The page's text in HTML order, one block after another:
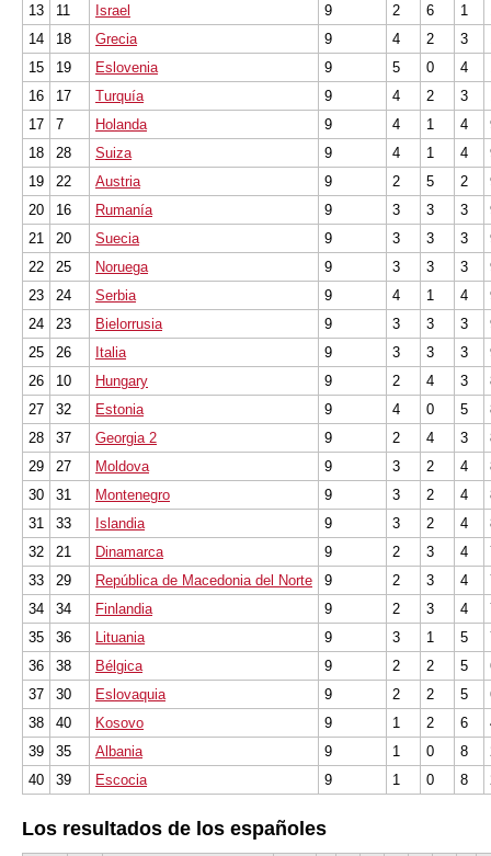
13
11 Israel 9 2 6 1
14
18 Grecia 9 4 2 3
15
19 Eslovenia 9 5 0 4
16
17 Turquía 9 4 2 3
17
7 Holanda 9 4 1 4
18
28 Suiza 9 4 1 4
19
22 Austria 9 2 5 2
20
16 Rumanía 9 3 3 3
21
20 Suecia 9 3 3 3
22
25 Noruega 9 3 3 3
23
24 Serbia 9 4 1 4
24
23 Bielorrusia 9 3 3 3
25
26 Italia 9 3 3 3
26
10 Hungary 9 2 4 3
27
32 Estonia 9 4 0 5
28
37 Georgia 2 9 2 4 3
29
27 Moldova 9 3 2 4
30
31 Montenegro 9 3 2 4
31
33 Islandia 9 3 2 4
32
21 Dinamarca 9 2 3 4
33
29 República de Macedonia del Norte 9 2 3 4
34
34 Finlandia 9 2 3 4
35
36 Lituania 9 3 1 5
36
38 Bélgica 9 2 2 5
37
30 Eslovaquia 9 2 2 5
38
40 Kosovo 9 1 2 6
39
35 Albania 9 1 0 8
40
39 Escocia 9 1 0 8
Los resultados de los españoles